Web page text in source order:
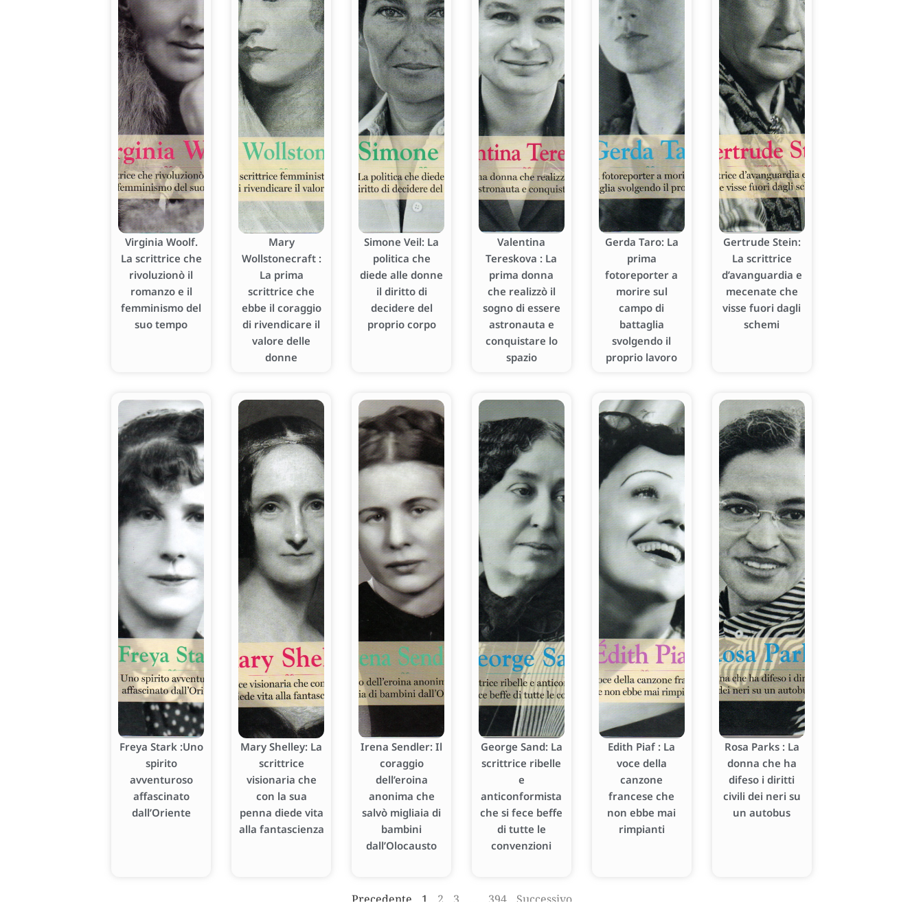
Virginia Woolf.
La scrittrice che
rivoluzionò il
romanzo e il
femminismo del
suo tempo
Mary
Wollstonecraft :
La prima
scrittrice che
ebbe il coraggio
di rivendicare il
valore delle
donne
Simone Veil: La
politica che
diede alle donne
il diritto di
decidere del
proprio corpo
Valentina
Tereskova : La
prima donna
che realizzò il
sogno di essere
astronauta e
conquistare lo
spazio
Gerda Taro: La
prima
fotoreporter a
morire sul
campo di
battaglia
svolgendo il
proprio lavoro
Gertrude Stein:
La scrittrice
d’avanguardia e
mecenate che
visse fuori dagli
schemi
Freya Stark :Uno
spirito
avventuroso
affascinato
dall’Oriente
Mary Shelley: La
scrittrice
visionaria che
con la sua
penna diede vita
alla fantascienza
Irena Sendler: Il
coraggio
dell’eroina
anonima che
salvò migliaia di
bambini
dall’Olocausto
George Sand: La
scrittrice ribelle
e
anticonformista
che si fece beffe
di tutte le
convenzioni
Edith Piaf : La
voce della
canzone
francese che
non ebbe mai
rimpianti
Rosa Parks : La
donna che ha
difeso i diritti
civili dei neri su
un autobus
Precedente 1 2 3 394 Successivo